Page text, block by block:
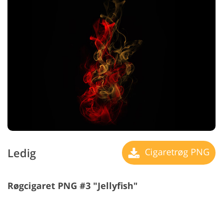
Ledig Cigaretrøg PNG
Røgcigaret PNG #3 "Jellyfish"